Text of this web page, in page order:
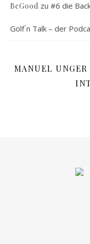
BeGood zu #6 die
Golf ́n Talk – der
MANUEL